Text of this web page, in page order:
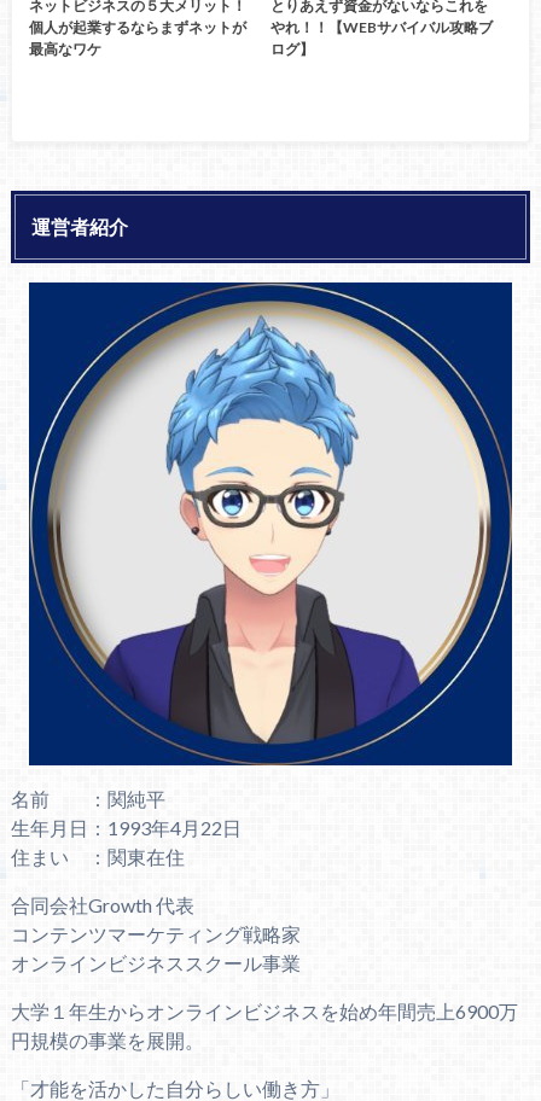
ネットビジネスの５大メリット！
個人が起業するならまずネットが
最高なワケ
とりあえず資金がないならこれを
やれ！！【WEBサバイバル攻略ブ
ログ】
運営者紹介
名前 ：関純平
生年月日：1993年4月22日
住まい ：関東在住
合同会社Growth 代表
コンテンツマーケティング戦略家
オンラインビジネススクール事業
大学１年生からオンラインビジネスを始め年間売上6900万
円規模の事業を展開。
「才能を活かした自分らしい働き方」